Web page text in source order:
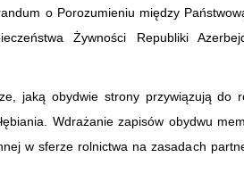
o Porozumieniu między
Żywności Republiki
jaką obydwie strony przywiązują do
Wdrażanie zapisów obydwu
w sferze rolnictwa na zasadach